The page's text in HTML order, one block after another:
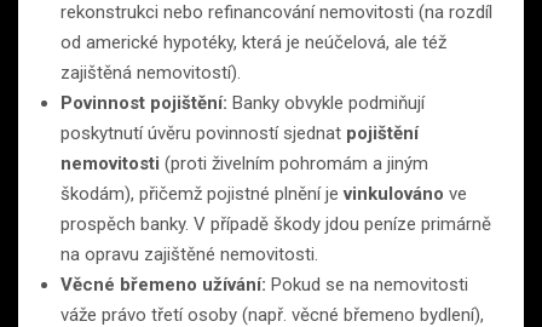
rekonstrukci nebo refinancování nemovitosti (na rozdíl
od americké hypotéky, která je neúčelová, ale též
zajištěná nemovitostí).
Povinnost pojištění: Banky obvykle podmiňují
poskytnutí úvěru povinností sjednat pojištění
nemovitosti (proti živelním pohromám a jiným
škodám), přičemž pojistné plnění jevinkulováno ve
prospěch banky. V případě škody jdou peníze primárně
na opravu zajištěné nemovitosti.
Věcné břemeno užívání: Pokud se na nemovitosti
váže právo třetí osoby (např. věcné břemeno bydlení),